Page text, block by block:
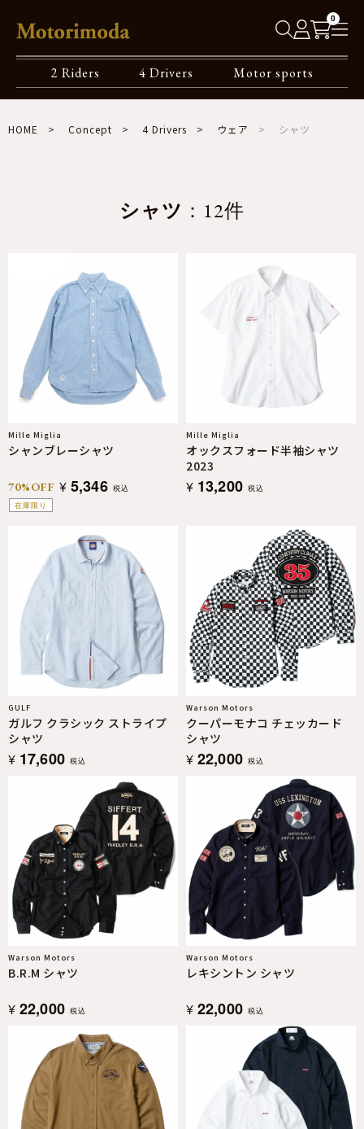
0
2 Riders 4 Drivers Motor sports
HOME Concept 4 Drivers ウェア シャツ
シャツ ：12件
在庫限り
Mille Miglia
シャンブレーシャツ
70%OFF ¥ 5,346 税込
Mille Miglia
オックスフォード半袖シャツ
2023
¥ 13,200 税込
GULF
ガルフ クラシック ストライプ
シャツ
¥ 17,600 税込
Warson Motors
クーパーモナコ チェッカード
シャツ
¥ 22,000 税込
Warson Motors
B.R.M シャツ
¥ 22,000 税込
Warson Motors
レキシントン シャツ
¥ 22,000 税込